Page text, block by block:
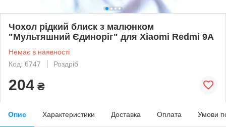
Чохол рідкий блиск з малюнком
"Мультяшний Єдиноріг" для Xiaomi Redmi 9A
Немає в наявності
Код: 6747
Роздріб
204 ₴
Опис Характеристики Доставка Оплата Умови